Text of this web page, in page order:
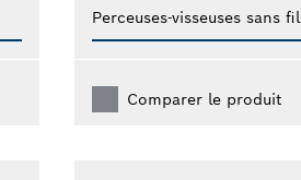
Perceuses-visseuses sans fil
Comparer le produit